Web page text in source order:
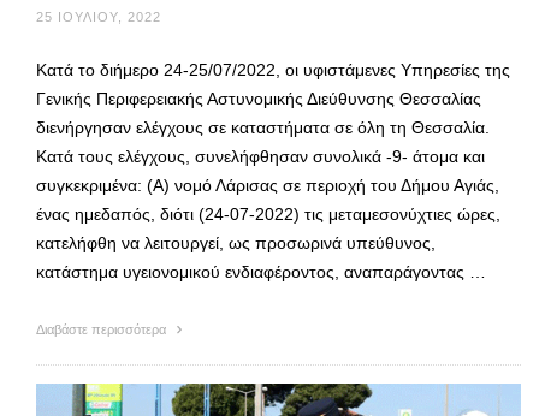
25 ΙΟΥΛΊΟΥ, 2022
Κατά το διήμερο 24-25/07/2022, οι υφιστάμενες Υπηρεσίες της
Γενικής Περιφερειακής Αστυνομικής Διεύθυνσης Θεσσαλίας
διενήργησαν ελέγχους σε καταστήματα σε όλη τη Θεσσαλία.
Κατά τους ελέγχους, συνελήφθησαν συνολικά -9- άτομα και
συγκεκριμένα: (Α) νομό Λάρισας σε περιοχή του Δήμου Αγιάς,
ένας ημεδαπός, διότι (24-07-2022) τις μεταμεσονύχτιες ώρες,
κατελήφθη να λειτουργεί, ως προσωρινά υπεύθυνος,
κατάστημα υγειονομικού ενδιαφέροντος, αναπαράγοντας …
Διαβάστε περισσότερα